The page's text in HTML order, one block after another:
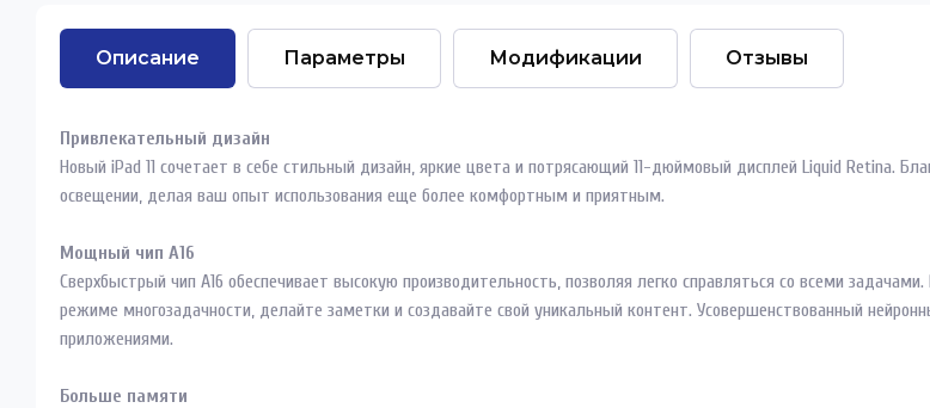
Описание Параметры Модификации Отзывы
Привлекательный дизайн
Новый iPad 11 сочетает в себе стильный дизайн, яркие цвета и потрясающий 11-дюймовый дисплей Liquid Retina.
освещении, делая ваш опыт использования еще более комфортным и приятным.
Мощный чип A16
Сверхбыстрый чип A16 обеспечивает высокую производительность, позволяя легко справляться со всеми
режиме многозадачности, делайте заметки и создавайте свой уникальный контент. Усовершенствованный
приложениями.
Больше памяти